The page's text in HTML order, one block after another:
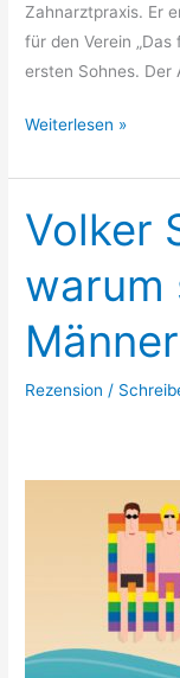
Zahnarztpraxis. Er
für den Verein
ersten Sohnes. Der
Sebastian
Das
Paket
Weiterlesen »
Volker
warum
Rezension /